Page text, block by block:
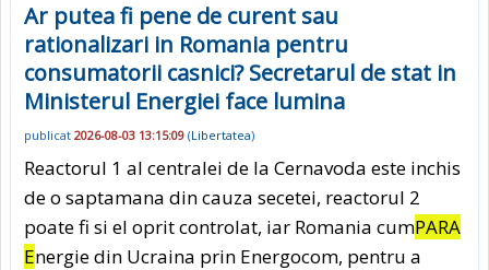
Ar putea fi pene de curent sau
rationalizari in Romania pentru
consumatorii casnici? Secretarul de stat in
Ministerul Energiei face lumina
publicat 2026-08-03 13:15:09 (Libertatea)
Reactorul 1 al centralei de la Cernavoda este inchis
de o saptamana din cauza secetei, reactorul 2
poate fi si el oprit controlat, iar Romania cumPARA
Energie din Ucraina prin Energocom, pentru a